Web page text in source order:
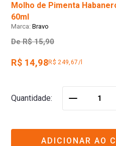
Molho de Pimenta
60ml
Bravo
De R$ 15,90
R$ 14,98R$ 249,67/l
Quantidade
ADICIONAR AO